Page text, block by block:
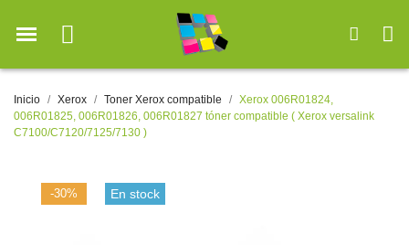
Inicio Xerox Toner Xerox compatible
Xerox 006R01824,
006R01825, 006R01826, 006R01827 tóner compatible ( Xerox versalink
C7100/C7120/7125/7130 )
-30% En stock